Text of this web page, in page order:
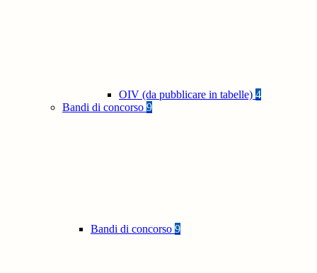
OIV (da pubblicare in tabelle) 4
Bandi di concorso 9
Bandi di concorso 9